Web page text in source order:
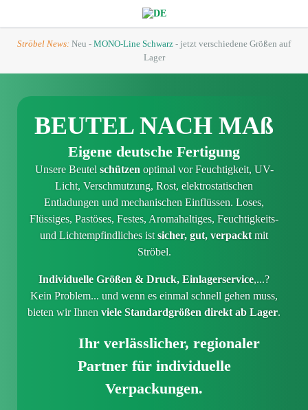
Ströbel News: Neu - MONO-Line Schwarz - jetzt verschiedene Größen auf
Lager
BEUTEL NACH MAß
Eigene deutsche Fertigung
Unsere Beutel schützen optimal vor Feuchtigkeit, UV-
Licht, Verschmutzung, Rost, elektrostatischen
Entladungen und mechanischen Einflüssen. Loses,
Flüssiges, Pastöses, Festes, Aromahaltiges, Feuchtigkeits-
und Lichtempfindliches ist sicher, gut, verpackt mit
Ströbel.
Individuelle Größen & Druck, Einlagerservice,...?
Kein Problem... und wenn es einmal schnell gehen muss,
bieten wir Ihnen viele Standardgrößen direkt ab Lager.
Ihr verlässlicher, regionaler
Partner für individuelle
Verpackungen.